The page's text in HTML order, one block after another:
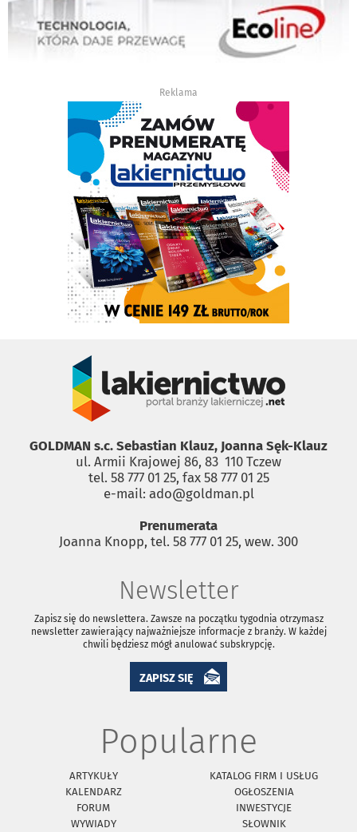
Reklama
GOLDMAN s.c. Sebastian Klauz, Joanna Sęk-Klauz
ul. Armii Krajowej 86, 83 ­ 110 Tczew
tel. 58 777 01 25, fax 58 777 01 25
e-mail: ado@goldman.pl
Prenumerata
Joanna Knopp, tel. 58 777 01 25, wew. 300
Newsletter
Zapisz się do newslettera. Zawsze na początku tygodnia otrzymasz
newsletter zawierający najważniejsze informacje z branży. W każdej
chwili będziesz mógł anulować subskrypcję.
ZAPISZ SIĘ
Popularne
ARTYKUŁY
KATALOG FIRM I USŁUG
KALENDARZ
OGŁOSZENIA
FORUM
INWESTYCJE
WYWIADY
SŁOWNIK